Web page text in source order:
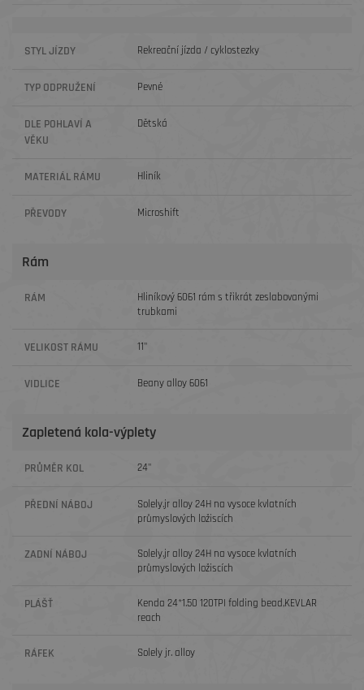
STYL JÍZDY Rekreační jízda / cyklostezky
TYP ODPRUŽENÍ Pevné
DLE POHLAVÍ A
VĚKU
Dětská
MATERIÁL RÁMU Hliník
PŘEVODY Microshift
Rám
RÁM
Hliníkový 6061 rám s třikrát zeslabovanými
trubkami
VELIKOST RÁMU 11"
VIDLICE Beany alloy 6061
Zapletená kola-výplety
PRŮMĚR KOL 24"
PŘEDNÍ NÁBOJ
Solely.jr alloy 24H na vysoce kvlatních
průmyslových ložiscích
ZADNÍ NÁBOJ
Solely.jr alloy 24H na vysoce kvlatních
průmyslových ložiscích
PLÁŠŤ
Kenda 24*1.50 120TPI folding bead,KEVLAR
reach
RÁFEK Solely jr. alloy